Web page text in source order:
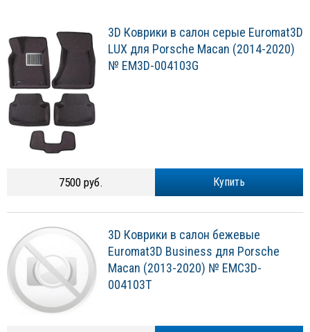
3D Коврики в салон серые Euromat3D
LUX для Porsche Macan (2014-2020)
№ EM3D-004103G
Купить
7500 руб.
3D Коврики в салон бежевые
Euromat3D Business для Porsche
Macan (2013-2020) № EMC3D-
004103T